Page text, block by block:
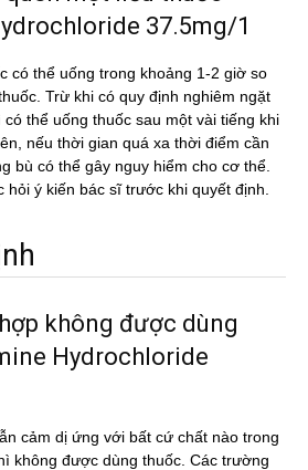
37.5mg/1
có thể uống trong khoảng 1-2 giờ so
Trừ khi có quy định nghiêm ngặt
thể uống thuốc sau một vài tiếng khi
nếu thời gian quá xa thời điểm cần
bù có thể gây nguy hiểm cho cơ thể.
hỏi ý kiến bác sĩ trước khi quyết định.
không được dùng
Hydrochloride
cảm dị ứng với bất cứ chất nào trong
không được dùng thuốc. Các trường